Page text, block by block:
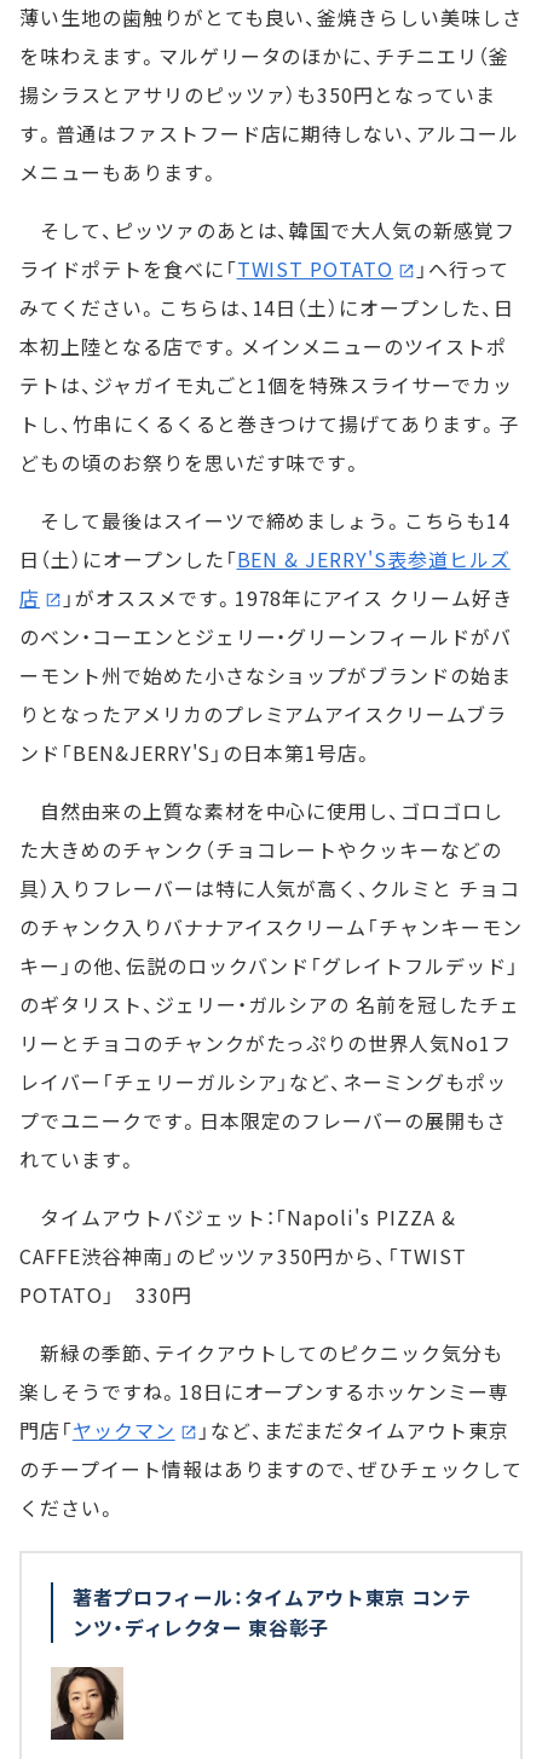
薄い生地の歯触りがとても良い、釜焼きらしい美味しさ
を味わえます。マルゲリータのほかに、チチニエリ（釜
揚シラスとアサリのピッツァ）も350円となっていま
す。普通はファストフード店に期待しない、アルコール
メニューもあります。
そして、ピッツァのあとは、韓国で大人気の新感覚フ
ライドポテトを食べに「TWIST POTATO
」へ行って
みてください。こちらは、14日（土）にオープンした、日
本初上陸となる店です。メインメニューのツイストポ
テトは、ジャガイモ丸ごと1個を特殊スライサーでカッ
トし、竹串にくるくると巻きつけて揚げてあります。子
どもの頃のお祭りを思いだす味です。
そして最後はスイーツで締めましょう。こちらも14
日（土）にオープンした「BEN & JERRY'S表参道ヒルズ
店
」がオススメです。1978年にアイス クリーム好き
のベン・コーエンとジェリー・グリーンフィールドがバ
ーモント州で始めた小さなショップがブランドの始ま
りとなったアメリカのプレミアムアイスクリームブラ
ンド「BEN&JERRY'S」の日本第1号店。
自然由来の上質な素材を中心に使用し、ゴロゴロし
た大きめのチャンク（チョコレートやクッキーなどの
具）入りフレーバーは特に人気が高く、クルミと チョコ
のチャンク入りバナナアイスクリーム「チャンキーモン
キー」の他、伝説のロックバンド「グレイトフルデッド」
のギタリスト、ジェリー・ガルシアの 名前を冠したチェ
リーとチョコのチャンクがたっぷりの世界人気No1フ
レイバー「チェリーガルシア」など、ネーミングもポッ
プでユニークです。日本限定のフレーバーの展開もさ
れています。
タイムアウトバジェット：「Napoli's PIZZA &
CAFFE渋谷神南」のピッツァ350円から、「TWIST
POTATO」 330円
新緑の季節、テイクアウトしてのピクニック気分も
楽しそうですね。18日にオープンするホッケンミー専
門店「ヤックマン
」など、まだまだタイムアウト東京
のチープイート情報はありますので、ぜひチェックして
ください。
著者プロフィール：タイムアウト東京 コンテ
ンツ・ディレクター 東谷彰子